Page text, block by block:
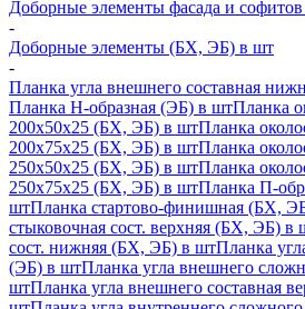
Доборные элементы фасада и
-
Доборные элементы (БХ, ЭБ) в шт
-
Планка угла внешнего составная
Планка H-образная (ЭБ) в штПланка
200х50х25 (БХ, ЭБ) в штПланка
200х75х25 (БХ, ЭБ) в штПланка
250х50х25 (БХ, ЭБ) в штПланка
250х75х25 (БХ, ЭБ) в штПланка П-
штПланка стартово-финишная (БХ,
стыковочная сост. верхняя (БХ, ЭБ) в
сост. нижняя (БХ, ЭБ) в штПланка
(ЭБ) в штПланка угла внешнего
штПланка угла внешнего составная